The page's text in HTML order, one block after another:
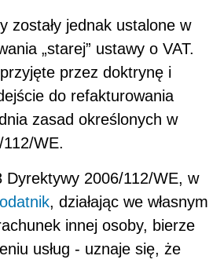
zostały jednak ustalone w
„starej” ustawy o VAT.
przez doktrynę i
do refakturowania
zasad określonych w
WE.
Dyrektywy 2006/112/WE, w
, działając we własnym
innej osoby, bierze
usług - uznaje się, że